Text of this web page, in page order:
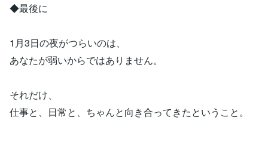
◆最後に
1月3日の夜がつらいのは、
あなたが弱いからではありません。
それだけ、
仕事と、日常と、ちゃんと向き合ってきたということ。